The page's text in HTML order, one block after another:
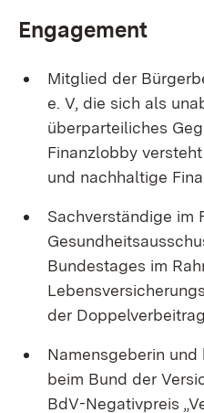
Engagement
Mitglied der
e. V, die sich als
überparteiliches
Finanzlobby
und nachhaltige
Sachverständige im
Bundestages im
der
Namensgeberin
beim Bund der
BdV-Negativpreis